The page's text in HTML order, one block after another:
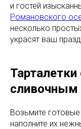
и гостей
Романовского
несколько
украсят ваш
Тарталетки
Возьмите готовые
наполните их